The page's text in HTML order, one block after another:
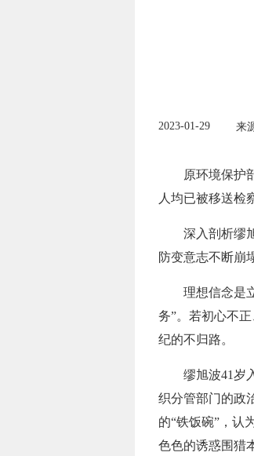
2023-01-29 来
原环境保护部
人均已被移送检
深入剖析缪旭
防变意志不断崩
理想信念是立
务”。若初心不
纪的不归路。
缪旭波41岁入
织分管部门的政
的“铁饭碗”，认
色色的诱惑围猎